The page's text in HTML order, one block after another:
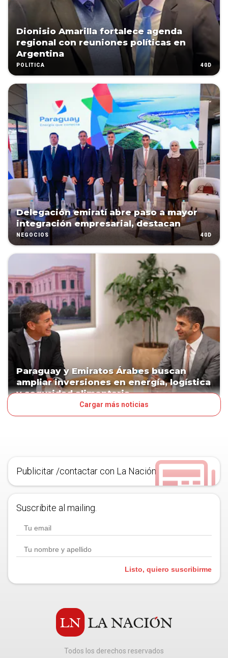
Dionisio Amarilla fortalece agenda
regional con reuniones políticas en
Argentina
POLÍTICA 40D
Delegación emiratí abre paso a mayor
integración empresarial, destacan
NEGOCIOS 40D
Paraguay y Emiratos Árabes buscan
ampliar inversiones en energía, logística
y seguridad alimentaria
Cargar más noticias
Publicitar /contactar con La Nación
Suscribite al mailing.
Listo, quiero suscribirme
Todos los derechos reservados